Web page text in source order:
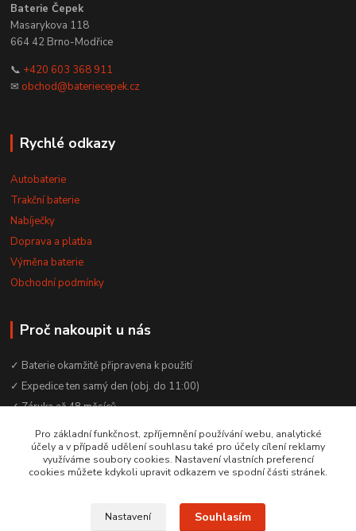
Baterie Čepek
Masarykova 118
664 42 Brno-Modřice
📞 +420 603 368 911
✉ obchod@bateriecepek.cz
Rychlé odkazy
Autobaterie
Trakční baterie
Nabíječky
Doprava a platba
Výměna baterie
Obchodní podmínky
Proč nakoupit u nás
✓ Baterie okamžitě připravena k použití
✓ Expedice ten samý den (obj. do 11:00)
✓ Záruka až 48 měsíců
✓ Odborné poradenství zdarma
✓ Česká rodinná firma od 2012
✓ YouTube kanál s návody a testy baterií
Pro základní funkčnost, zpříjemnění používání webu, analytické
účely a v případě udělení souhlasu také pro účely cílení reklamy
využíváme soubory cookies. Nastavení vlastních preferencí
cookies můžete kdykoli upravit odkazem ve spodní části stránek.
Nastavení Souhlasím